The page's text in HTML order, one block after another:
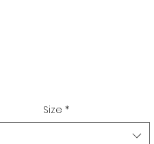
Size *